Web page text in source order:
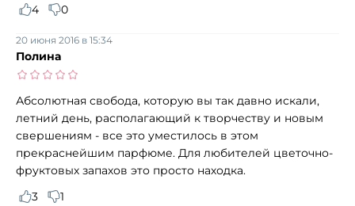
4
0
Полина
20 июня 2016 в 15:34
Абсолютная свобода, которую вы так давно искали,
летний день, располагающий к творчеству и новым
свершениям - все это уместилось в этом
прекраснейшим парфюме. Для любителей цветочно-
фруктовых запахов это просто находка.
3
1